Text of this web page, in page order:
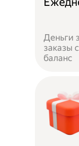
Деньги
заказы
баланс